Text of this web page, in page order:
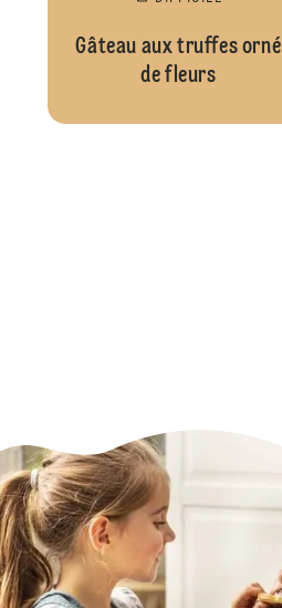
Gâteau aux truffes orné
de fleurs